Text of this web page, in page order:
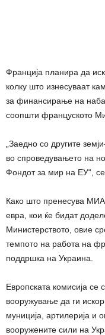
Франција планира да
колку што изнесуваат
за финансирање на
соопшти француското
„Заедно со другите
во спроведувањето на
Фондот за мир на ЕУ“,
Како што пренесува
евра, кои ќе бидат
Министерството, овие
темпото на работа на
поддршка на Украина.
Европската комисија се
вооружување да ги
муниција, артилерија и
вооружените сили на